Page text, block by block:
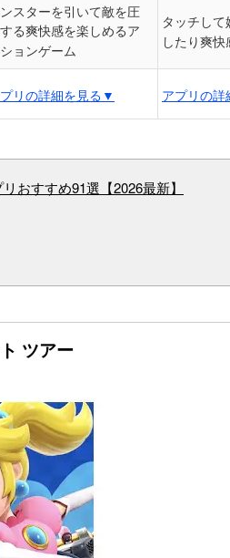
スターを引いて敵を圧
る爽快感を楽しめるア
ョンゲーム
タッチし
したり爽
リの詳細を見る▼ アプリの
おすすめ91選【2026最新】
ツアー